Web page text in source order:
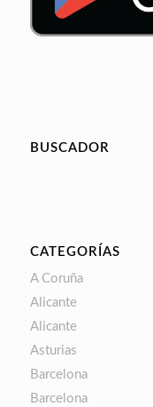
BUSCADOR
CATEGORÍAS
A Coruña
Alicante
Alicante
Asturias
Barcelona
Barcelona